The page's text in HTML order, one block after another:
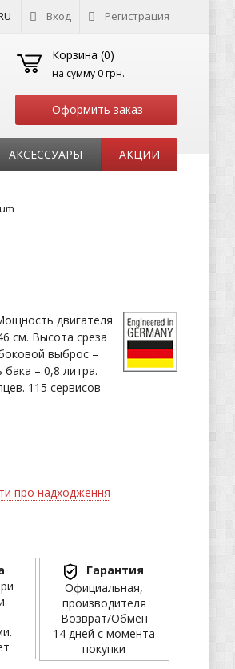
Вход Регистрация
Корзина (0)
на сумму 0 грн.
Оформить заказ
АКСЕССУАРЫ АКЦИИ
двигателя
см. Высота среза
выброс –
– 0,8 литра.
115 сервисов
про надходження
Гарантия
Официальная,
производителя
Возврат/Обмен
14 дней с момента
покупки